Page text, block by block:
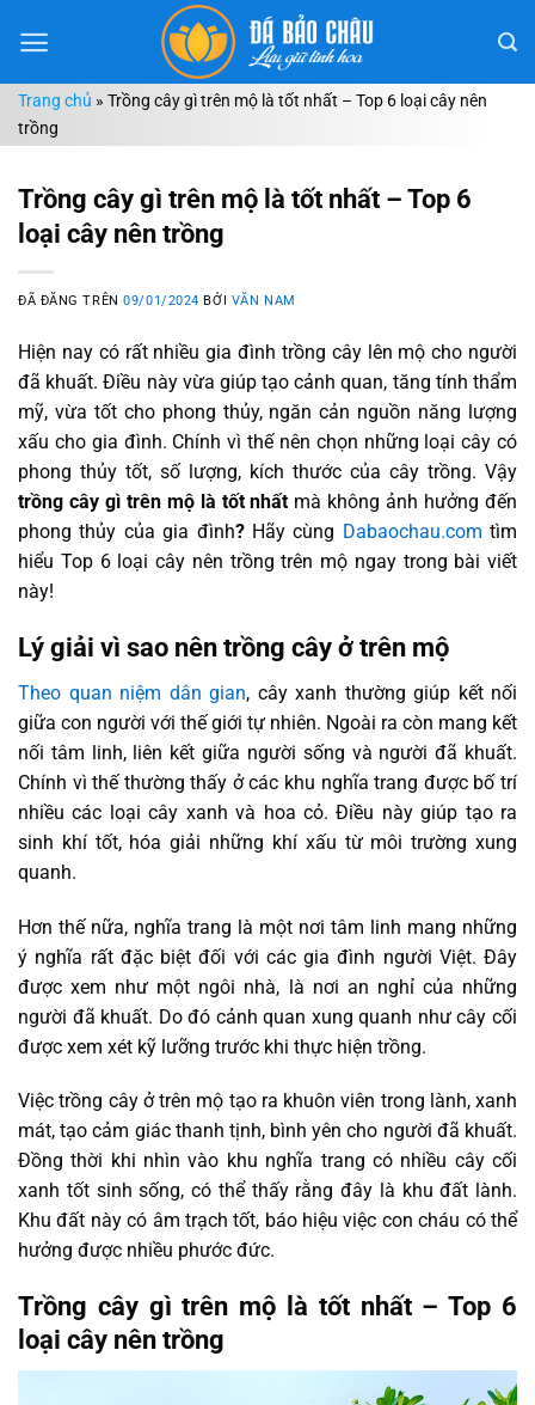
đến
dungTrang chủ » Trồng cây gì trên mộ là tốt nhất – Top 6 loại cây nên
trồng
Trồng cây gì trên mộ là tốt nhất – Top 6
loại cây nên trồng
ĐÃ ĐĂNG TRÊN09/01/2024 BỞI VĂN NAM
Hiện nay có rất nhiều gia đình trồng cây lên mộ cho người
đã khuất. Điều này vừa giúp tạo cảnh quan, tăng tính thẩm
mỹ, vừa tốt cho phong thủy, ngăn cản nguồn năng lượng
xấu cho gia đình. Chính vì thế nên chọn những loại cây có
phong thủy tốt, số lượng, kích thước của cây trồng. Vậy
trồng cây gì trên mộ là tốt nhất mà không ảnh hưởng đến
phong thủy của gia đình? Hãy cùng Dabaochau.com tìm
hiểu Top 6 loại cây nên trồng trên mộ ngay trong bài viết
này!
Lý giải vì sao nên trồng cây ở trên mộ
Theo quan niệm dân gian, cây xanh thường giúp kết nối
giữa con người với thế giới tự nhiên. Ngoài ra còn mang kết
nối tâm linh, liên kết giữa người sống và người đã khuất.
Chính vì thế thường thấy ở các khu nghĩa trang được bố trí
nhiều các loại cây xanh và hoa cỏ. Điều này giúp tạo ra
sinh khí tốt, hóa giải những khí xấu từ môi trường xung
quanh.
Hơn thế nữa, nghĩa trang là một nơi tâm linh mang những
ý nghĩa rất đặc biệt đối với các gia đình người Việt. Đây
được xem như một ngôi nhà, là nơi an nghỉ của những
người đã khuất. Do đó cảnh quan xung quanh như cây cối
được xem xét kỹ lưỡng trước khi thực hiện trồng.
Việc trồng cây ở trên mộ tạo ra khuôn viên trong lành, xanh
mát, tạo cảm giác thanh tịnh, bình yên cho người đã khuất.
Đồng thời khi nhìn vào khu nghĩa trang có nhiều cây cối
xanh tốt sinh sống, có thể thấy rằng đây là khu đất lành.
Khu đất này có âm trạch tốt, báo hiệu việc con cháu có thể
hưởng được nhiều phước đức.
Trồng cây gì trên mộ là tốt nhất – Top 6
loại cây nên trồng